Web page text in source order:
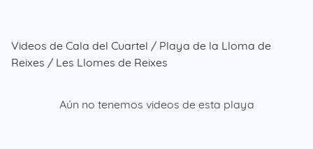
Videos de Cala del Cuartel / Playa de la Lloma de
Reixes / Les Llomes de Reixes
Aún no tenemos videos de esta playa